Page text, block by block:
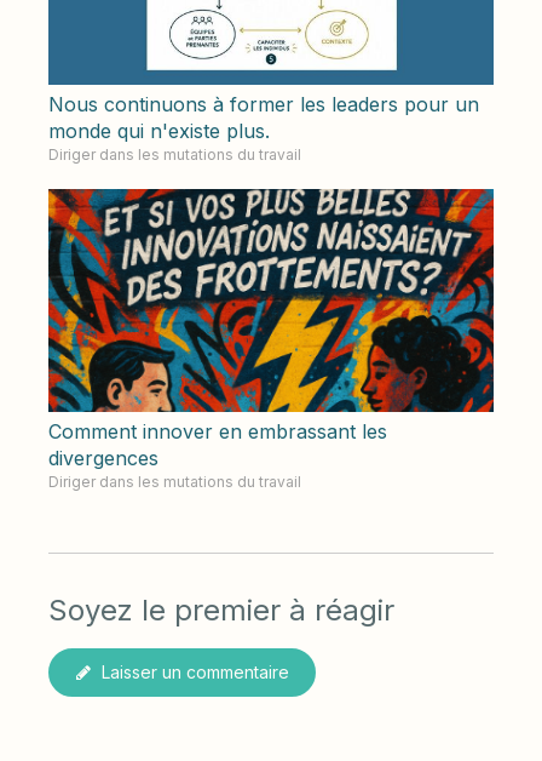
Nous continuons à former les leaders pour un
monde qui n'existe plus.
Diriger dans les mutations du travail
Comment innover en embrassant les
divergences
Diriger dans les mutations du travail
Soyez le premier à réagir
Laisser un commentaire